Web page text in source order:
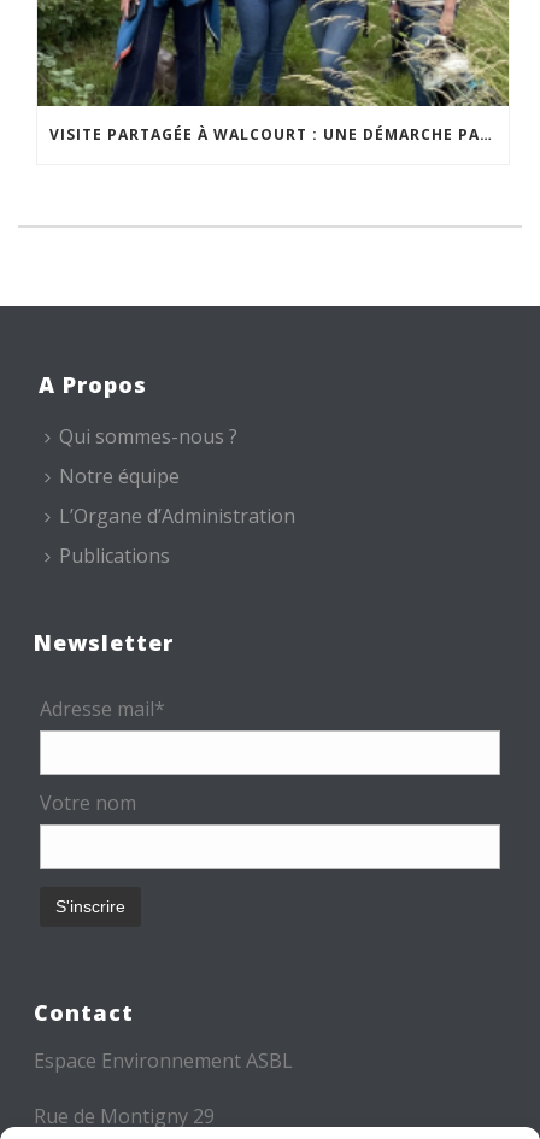
VISITE PARTAGÉE À WALCOURT : UNE DÉMARCHE PARTICIPATIVE ANIMÉE PAR ESPACE ENVIRONNEMENT
A Propos
Qui sommes-nous ?
Notre équipe
L’Organe d’Administration
Publications
Newsletter
Adresse mail*
Votre nom
Contact
Espace Environnement ASBL
Rue de Montigny 29